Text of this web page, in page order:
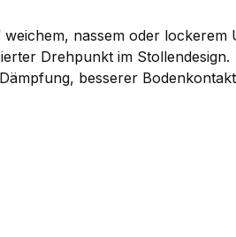
nassem oder lockerem
Drehpunkt im Stollendesign.
besserer Bodenkontakt